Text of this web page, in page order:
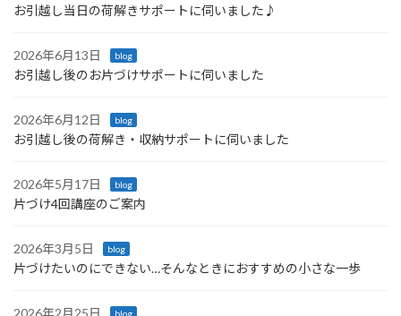
お引越し当日の荷解きサポートに伺いました♪
2026年6月13日 blog
お引越し後のお片づけサポートに伺いました
2026年6月12日 blog
お引越し後の荷解き・収納サポートに伺いました
2026年5月17日 blog
片づけ4回講座のご案内
2026年3月5日 blog
片づけたいのにできない…そんなときにおすすめの小さな一歩
2026年2月25日 blog